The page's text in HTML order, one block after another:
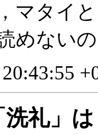
マタイ
めない
礼」